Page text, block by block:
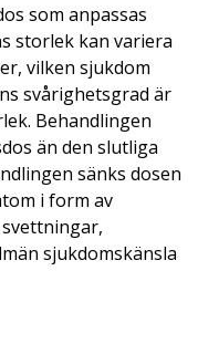
som anpassas
storlek kan variera
vilken sjukdom
svårighetsgrad är
Behandlingen
än den slutliga
sänks dosen
i form av
sjukdomskänsla